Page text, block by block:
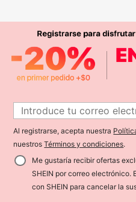
Al registrarse, acepta nuestra
nuestrosTérminos y condiciones.
Me gustaría recibir ofertas
SHEIN por correo electrónico.
con SHEIN para cancelar la